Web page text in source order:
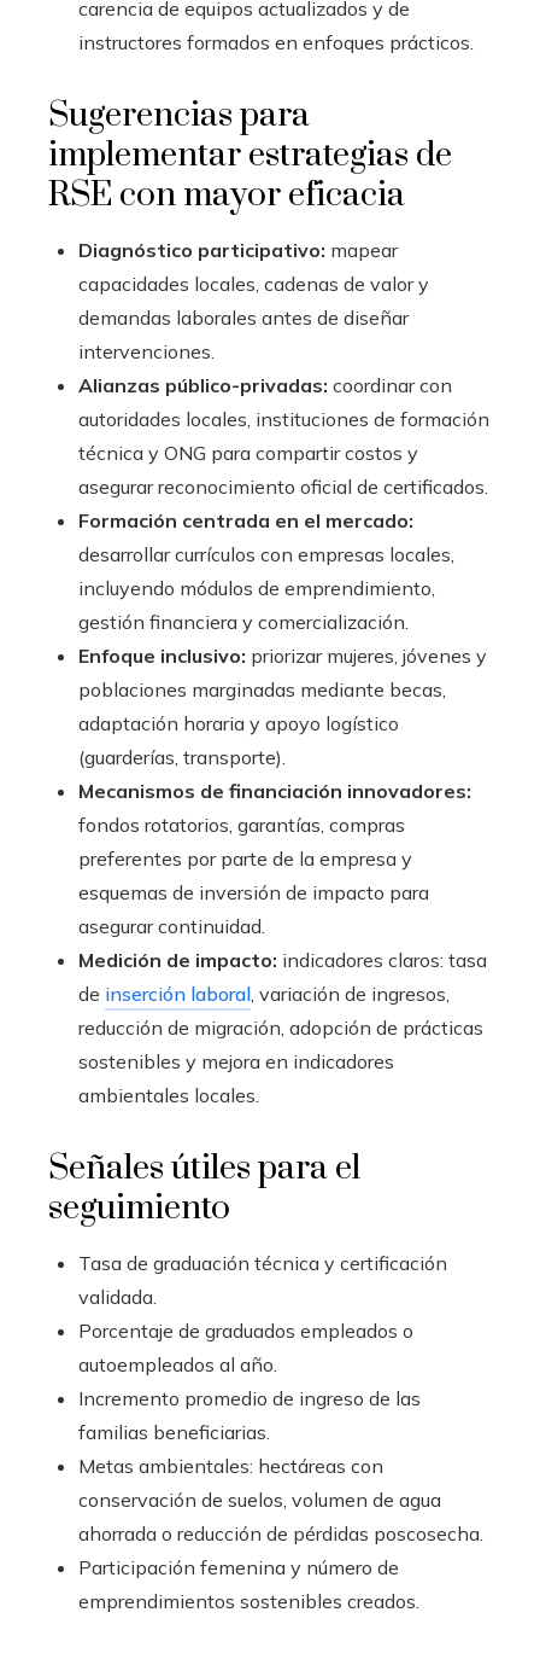
carencia de equipos actualizados y de
instructores formados en enfoques prácticos.
Sugerencias para
implementar estrategias de
RSE con mayor eficacia
Diagnóstico participativo: mapear
capacidades locales, cadenas de valor y
demandas laborales antes de diseñar
intervenciones.
Alianzas público-privadas: coordinar con
autoridades locales, instituciones de formación
técnica y ONG para compartir costos y
asegurar reconocimiento oficial de certificados.
Formación centrada en el mercado:
desarrollar currículos con empresas locales,
incluyendo módulos de emprendimiento,
gestión financiera y comercialización.
Enfoque inclusivo: priorizar mujeres, jóvenes y
poblaciones marginadas mediante becas,
adaptación horaria y apoyo logístico
(guarderías, transporte).
Mecanismos de financiación innovadores:
fondos rotatorios, garantías, compras
preferentes por parte de la empresa y
esquemas de inversión de impacto para
asegurar continuidad.
Medición de impacto: indicadores claros: tasa
de inserción laboral, variación de ingresos,
reducción de migración, adopción de prácticas
sostenibles y mejora en indicadores
ambientales locales.
Señales útiles para el
seguimiento
Tasa de graduación técnica y certificación
validada.
Porcentaje de graduados empleados o
autoempleados al año.
Incremento promedio de ingreso de las
familias beneficiarias.
Metas ambientales: hectáreas con
conservación de suelos, volumen de agua
ahorrada o reducción de pérdidas poscosecha.
Participación femenina y número de
emprendimientos sostenibles creados.